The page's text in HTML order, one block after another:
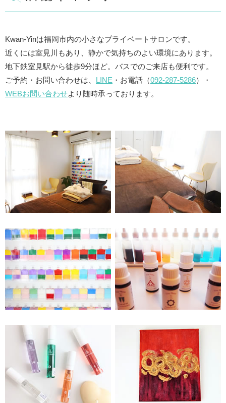
Kwan-Yinは福岡市内の小さなプライベートサロンです。
近くには室見川もあり、静かで気持ちのよい環境にあります。
地下鉄室⾒駅から徒歩9分ほど。バスでのご来店も便利です。
ご予約・お問い合わせは、 LINE ・お電話（092-287-5286）・
WEBお問い合わせより随時承っております。